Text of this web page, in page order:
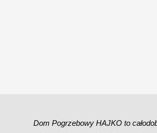
Dom Pogrzebowy HAJKO to